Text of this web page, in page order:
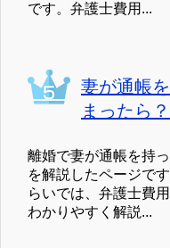
です。弁護士費用...
妻が通帳
まったら？
離婚で妻が通帳を持
を解説したページで
らいでは、弁護士費
わかりやすく解説...